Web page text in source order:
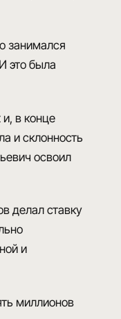
занимался
это была
и, в конце
и склонность
освоил
делал ставку
и
миллионов